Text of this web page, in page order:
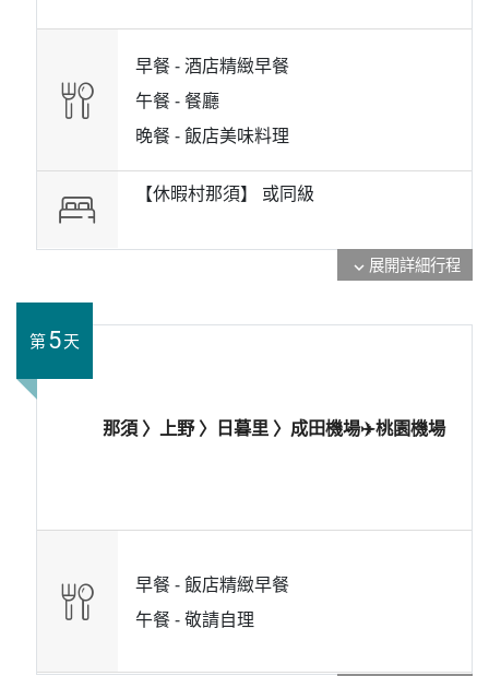
早餐 -酒店精緻早餐
午餐 -餐廳
晚餐 -飯店美味料理
【休暇村那須】 或同級
expand_more 展開詳細行程
第5天
那須 〉上野 〉日暮里 〉成田機場✈️桃園機場
早餐 -飯店精緻早餐
午餐 -敬請自理